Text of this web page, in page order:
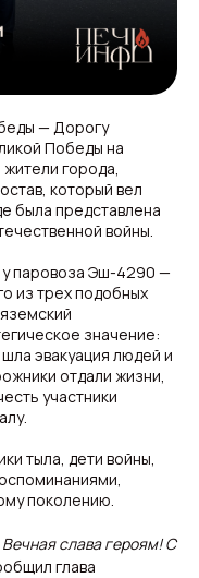
— Дорогу
Победы на
города,
который вел
была представлена
войны.
паровоза Эш-4290 —
из трех подобных
значение:
эвакуация людей и
отдали жизни,
участники
тыла, дети войны,
поколению.
слава героям! С
глава